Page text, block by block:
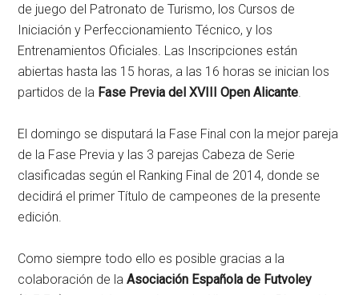
de juego del Patronato de Turismo, los Cursos de
Iniciación y Perfeccionamiento Técnico, y los
Entrenamientos Oficiales. Las Inscripciones están
abiertas hasta las 15 horas, a las 16 horas se inician los
partidos de la Fase Previa del XVIII Open Alicante.
El domingo se disputará la Fase Final con la mejor pareja
de la Fase Previa y las 3 parejas Cabeza de Serie
clasificadas según el Ranking Final de 2014, donde se
decidirá el primer Título de campeones de la presente
edición.
Como siempre todo ello es posible gracias a la
colaboración de laAsociación Española de Futvoley